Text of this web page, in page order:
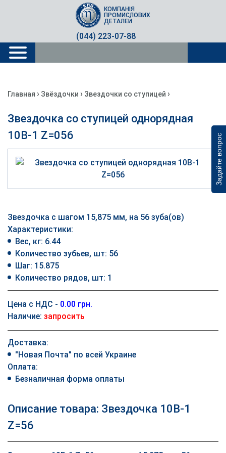
Задайте вопрос
(044) 223-07-88
КОМПАНІЯ
ПРОМИСЛОВИХ
ДЕТАЛЕЙ
Главная › Звёздочки › Звездочки со ступицей ›
Звездочка со ступицей однорядная
10B-1 Z=056
Звездочка с шагом 15,875 мм, на 56 зуба(ов)
Характеристики:
Вес, кг: 6.44
Количество зубьев, шт: 56
Шаг: 15.875
Количество рядов, шт: 1
Цена с НДС - 0.00 грн.
Наличие: запросить
Доставка:
"Новая Почта" по всей Украине
Оплата:
Безналичная форма оплаты
Описание товара: Звездочка 10B-1
Z=56